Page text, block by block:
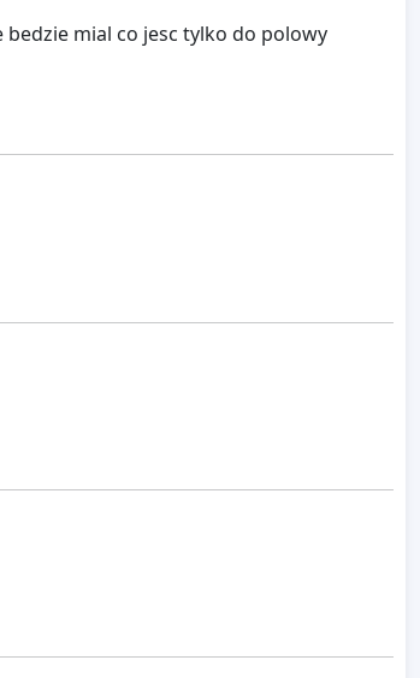
mial co jesc tylko do polowy